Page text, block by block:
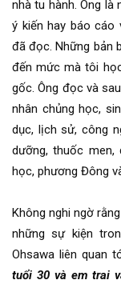
nhà tu hành. Ông là
ý kiến hay báo cáo
đã đọc. Những bản
đến mức mà tôi
gốc. Ông đọc và
nhân chủng học,
dục, lịch sử, công
dưỡng, thuốc
học, phương Đông
Không nghi ngờ
những sự kiện
Ohsawa liên quan
tuổi 30 và em trai